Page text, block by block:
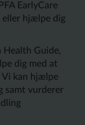
PFA EarlyCare
eller hjælpe dig
Guide,
dig med at
kan hjælpe
samt vurderer